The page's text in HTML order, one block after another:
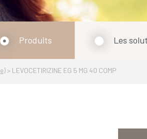
> LEVOCETIRIZINE EG 5 MG 40 COMP
Produits Les